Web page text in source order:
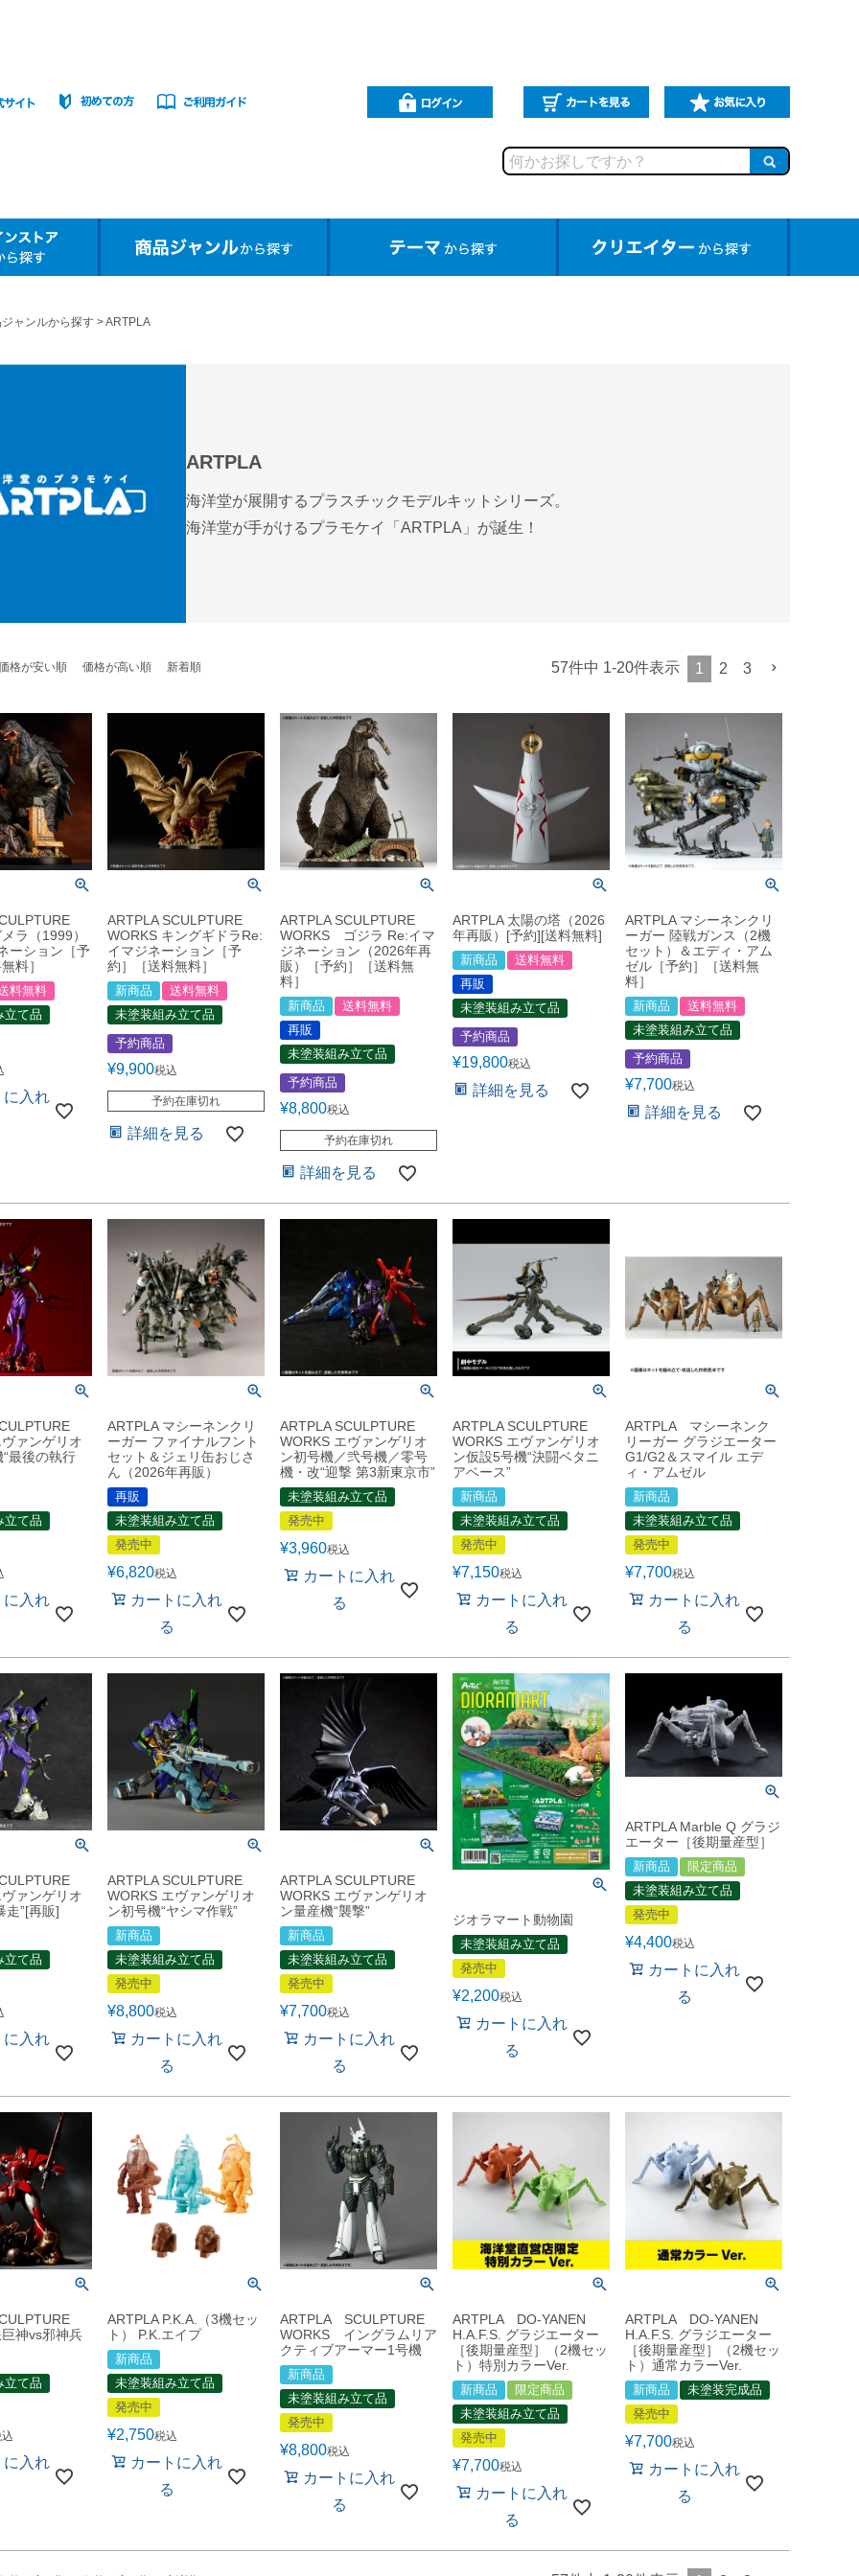
ャンルから探す ARTPLA
ARTPLA
海洋堂が展開するプラスチックモデルキットシリーズ。
海洋堂が手がけるプラモケイ「ARTPLA」が誕生！
格が安い順 価格が高い順 新着順 57件中 1-20件表示 1 2 3
ラ（1999）
ーション［予
料］
料無料
立て品
に入れ
ARTPLA SCULPTURE
WORKS キングギドラRe:
イマジネーション［予
約］［送料無料］
新商品
送料無料
未塗装組み立て品
予約商品
¥9,900税込
予約在庫切れ
詳細を見る
ARTPLA SCULPTURE
WORKS ゴジラ Re:イマ
ジネーション（2026年再
販）［予約］［送料無
料］
新商品
送料無料
再販
未塗装組み立て品
予約商品
¥8,800税込
予約在庫切れ
詳細を見る
ARTPLA 太陽の塔（2026
年再販）[予約][送料無料]
新商品
送料無料
再販
未塗装組み立て品
予約商品
¥19,800税込
詳細を見る
ARTPLA マシーネンクリ
ーガー 陸戦ガンス（2機
セット）＆エディ・アム
ゼル［予約］［送料無
料］
新商品
送料無料
未塗装組み立て品
予約商品
¥7,700税込
詳細を見る
ァンゲリオ
最後の執行
立て品
に入れ
ARTPLA マシーネンクリ
ーガー ファイナルフント
セット＆ジェリ缶おじさ
ん（2026年再販）
再販
未塗装組み立て品
発売中
¥6,820税込
カートに入れ
る
ARTPLA SCULPTURE
WORKS エヴァンゲリオ
ン初号機／弐号機／零号
機・改“迎撃 第3新東京市”
未塗装組み立て品
発売中
¥3,960税込
カートに入れ
る
ARTPLA SCULPTURE
WORKS エヴァンゲリオ
ン仮設5号機“決闘ベタニ
アベース”
新商品
未塗装組み立て品
発売中
¥7,150税込
カートに入れ
る
ARTPLA マシーネンク
リーガー グラジエーター
G1/G2＆スマイル エデ
ィ・アムゼル
新商品
未塗装組み立て品
発売中
¥7,700税込
カートに入れ
る
ァンゲリオ
走”[再販]
立て品
に入れ
ARTPLA SCULPTURE
WORKS エヴァンゲリオ
ン初号機“ヤシマ作戦”
新商品
未塗装組み立て品
発売中
¥8,800税込
カートに入れ
る
ARTPLA SCULPTURE
WORKS エヴァンゲリオ
ン量産機“襲撃”
新商品
未塗装組み立て品
発売中
¥7,700税込
カートに入れ
る
ジオラマート動物園
未塗装組み立て品
発売中
¥2,200税込
カートに入れ
る
ARTPLA Marble Q グラジ
エーター［後期量産型］
新商品
限定商品
未塗装組み立て品
発売中
¥4,400税込
カートに入れ
る
神vs邪神兵
立て品
に入れ
ARTPLA P.K.A.（3機セッ
ト） P.K.エイプ
新商品
未塗装組み立て品
発売中
¥2,750税込
カートに入れ
る
ARTPLA SCULPTURE
WORKS イングラムリア
クティブアーマー1号機
新商品
未塗装組み立て品
発売中
¥8,800税込
カートに入れ
る
ARTPLA DO-YANEN
H.A.F.S. グラジエーター
［後期量産型］（2機セッ
ト）特別カラーVer.
新商品
限定商品
未塗装組み立て品
発売中
¥7,700税込
カートに入れ
る
ARTPLA DO-YANEN
H.A.F.S. グラジエーター
［後期量産型］（2機セッ
ト）通常カラーVer.
新商品
未塗装完成品
発売中
¥7,700税込
カートに入れ
る